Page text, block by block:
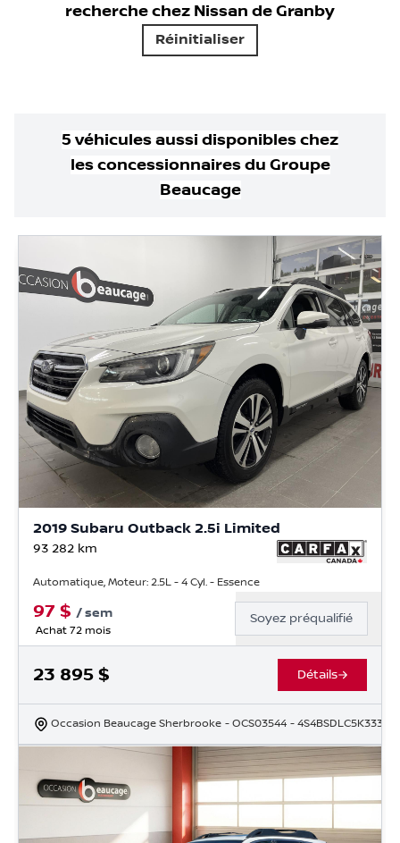
recherche chez Nissan de Granby
Réinitialiser
5 véhiculesaussi disponibleschez
les concessionnaires du Groupe
Beaucage
2019 Subaru Outback 2.5i Limited
93 282 km
Automatique, Moteur: 2.5L - 4 Cyl. - Essence
97 $ /sem
Achat 72 mois
Soyez préqualifié
23 895 $ Détails
Occasion Beaucage Sherbrooke - OCS03544 -